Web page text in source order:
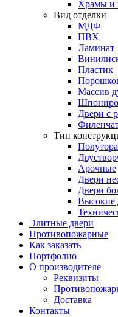
Храмы и
Вид отделки
МДФ
ПВХ
Ламинат
Пластик
Массив
Двери с
Тип
Арочные
Двери
Двери
Высокие
Элитные двери
Противопожарные
Как заказать
Портфолио
О производителе
Реквизиты
Доставка
Контакты